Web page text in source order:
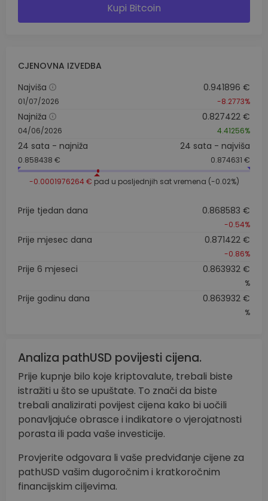
Kupi Bitcoin
CJENOVNA IZVEDBA
Najviša
01/07/2026
0.941896 €
-8.2773%
Najniža
04/06/2026
0.827422 €
4.41256%
24 sata - najniža
0.858438 €
24 sata - najviša
0.874631 €
-0.0001976264 € pad u posljednjih sat vremena (-0.02%)
Prije tjedan dana 0.868583 €
-0.54%
Prije mjesec dana 0.871422 €
-0.86%
Prije 6 mjeseci 0.863932 €
%
Prije godinu dana 0.863932 €
%
Analiza pathUSD povijesti cijena.
Prije kupnje bilo koje kriptovalute, trebali biste
istražiti u što se upuštate. To znači da biste
trebali analizirati povijest cijena kako bi uočili
ponavljajuće obrasce i indikatore o vjerojatnosti
porasta ili pada vaše investicije.
Provjerite odgovara li vaše predviđanje cijene za
pathUSD vašim dugoročnim i kratkoročnim
financijskim ciljevima.